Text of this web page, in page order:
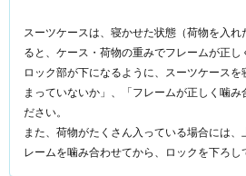
スーツケースは、寝かせた状態（荷物を入
ると、ケース・荷物の重みでフレームが正し
ロック部が下になるように、スーツケース
まっていないか」、「フレームが正しく噛み
ださい。
また、荷物がたくさん入っている場合には
レームを噛み合わせてから、ロックを下ろし